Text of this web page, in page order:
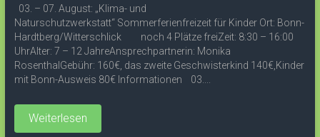
03. – 07. August: „Klima- und
Naturschutzwerkstatt“ Sommerferienfreizeit für Kinder Ort: Bonn-
Hardtberg/Witterschlick noch 4 Plätze freiZeit: 8:30 – 16:00
UhrAlter: 7 – 12 JahreAnsprechpartnerin: Monika
RosenthalGebühr: 160€, das zweite Geschwisterkind 140€,Kinder
mit Bonn-Ausweis 80€ Informationen 03....
Weiterlesen